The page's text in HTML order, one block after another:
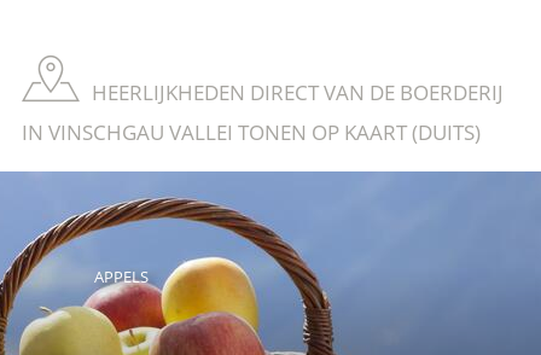
HEERLIJKHEDEN DIRECT VAN DE BOERDERIJ
IN VINSCHGAU VALLEI TONEN OP KAART (DUITS)
APPELS